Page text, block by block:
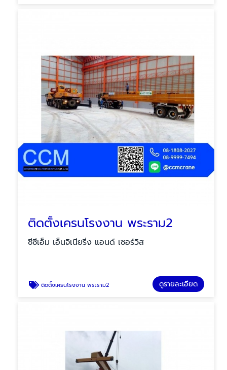
ติดตั้งเครนโรงงาน พระราม2
ซีซีเอ็ม เอ็นจิเนียริ่ง แอนด์ เซอร์วิส
ติดตั้งเครนโรงงาน พระราม2 ดูรายละเอียด